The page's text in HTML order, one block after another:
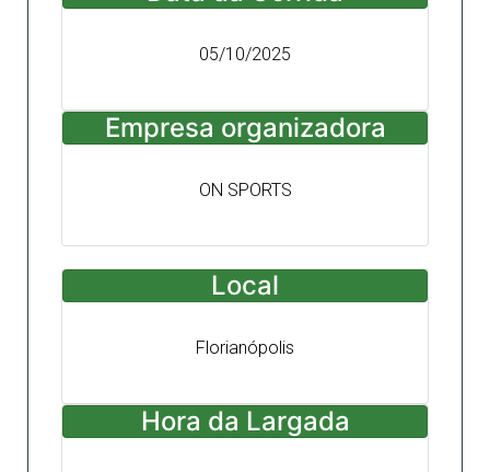
05/10/2025
Empresa organizadora
ON SPORTS
Local
Florianópolis
Hora da Largada